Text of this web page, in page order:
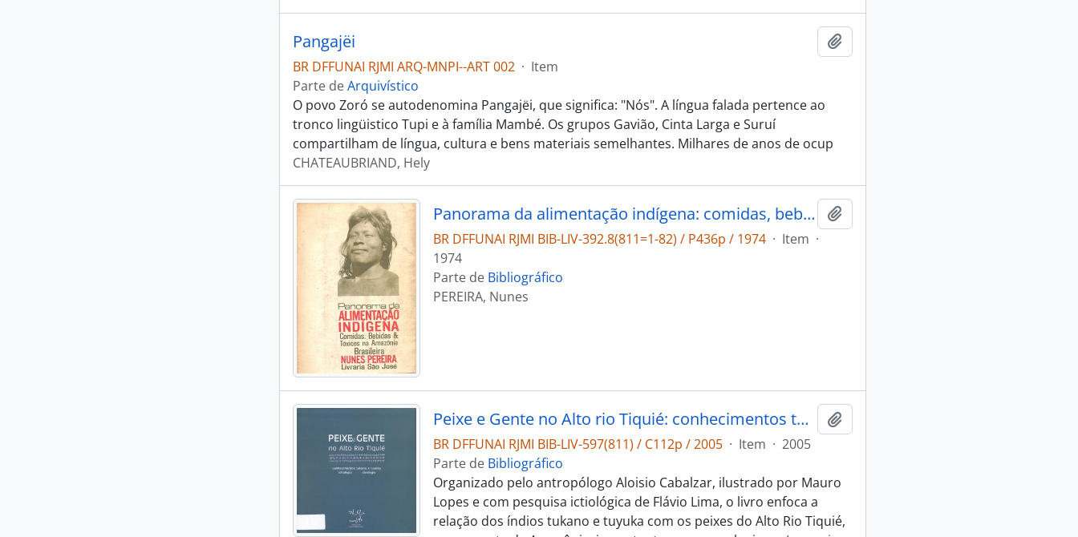
Pangajëi
BR DFFUNAI RJMI ARQ-MNPI--ART 002 · Item
Parte deArquivístico
O povo Zoró se autodenomina Pangajëi, que significa: "Nós". A língua falada pertence ao
tronco lingüistico Tupi e à família Mambé. Os grupos Gavião, Cinta Larga e Suruí
compartilham de língua, cultura e bens materiais semelhantes. Milhares de anos de ocup
CHATEAUBRIAND, Hely
Panorama da alimentação indígena: comidas, bebidas e tóxicos na Amazônia brasileira.
BR DFFUNAI RJMI BIB-LIV-392.8(811=1-82) / P436p / 1974 · Item ·
1974
Parte de Bibliográfico
PEREIRA, Nunes
Peixe e Gente no Alto rio Tiquié: conhecimentos tukano e tuyuka ictiologia etnologia.
BR DFFUNAI RJMI BIB-LIV-597(811) / C112p / 2005 · Item · 2005
Parte de Bibliográfico
Organizado pelo antropólogo Aloisio Cabalzar, ilustrado por Mauro
Lopes e com pesquisa ictiológica de Flávio Lima, o livro enfoca a
relação dos índios tukano e tuyuka com os peixes do Alto Rio Tiquié,